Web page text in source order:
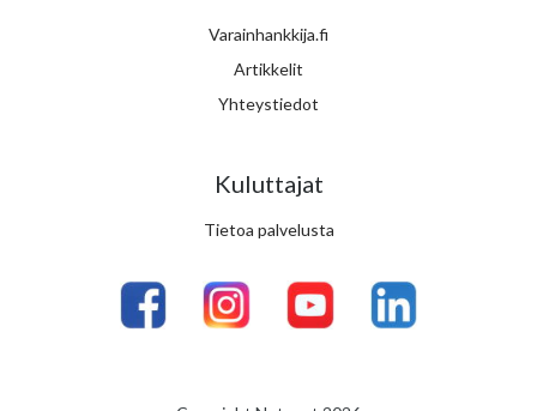
Varainhankkija.fi
Artikkelit
Yhteystiedot
Kuluttajat
Tietoa palvelusta